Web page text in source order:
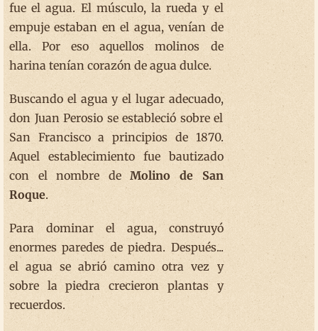
fue el agua. El músculo, la rueda y el
empuje estaban en el agua, venían de
ella. Por eso aquellos molinos de
harina tenían corazón de agua dulce.
Buscando el agua y el lugar adecuado,
don Juan Perosio se estableció sobre el
San Francisco a principios de 1870.
Aquel establecimiento fue bautizado
con el nombre deMolino de San
Roque.
Para dominar el agua, construyó
enormes paredes de piedra. Después...
el agua se abrió camino otra vez y
sobre la piedra crecieron plantas y
recuerdos.